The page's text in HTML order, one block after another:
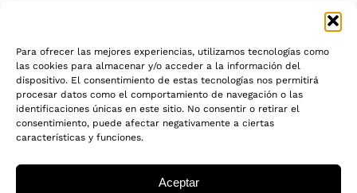
Para ofrecer las mejores experiencias, utilizamos tecnologías como
las cookies para almacenar y/o acceder a la información del
dispositivo. El consentimiento de estas tecnologías nos permitirá
procesar datos como el comportamiento de navegación o las
identificaciones únicas en este sitio. No consentir o retirar el
consentimiento, puede afectar negativamente a ciertas
características y funciones.
Aceptar
INFORMACIÓN
AVISO LEGAL
POLITICA DE PRIVACIDAD